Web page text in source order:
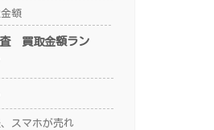
額
買取金額ラン
スマホが売れ